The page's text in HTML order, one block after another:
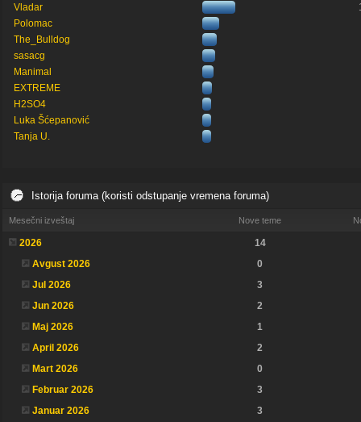
Vladar
Polomac
The_Bulldog
sasacg
Manimal
EXTREME
H2SO4
Luka Šćepanović
Tanja U.
Istorija foruma (koristi odstupanje vremena foruma)
Mesečni izveštaj Nove teme
2026
14
Avgust 2026
0
Jul 2026
3
Jun 2026
2
Maj 2026
1
April 2026
2
Mart 2026
0
Februar 2026
3
Januar 2026
3